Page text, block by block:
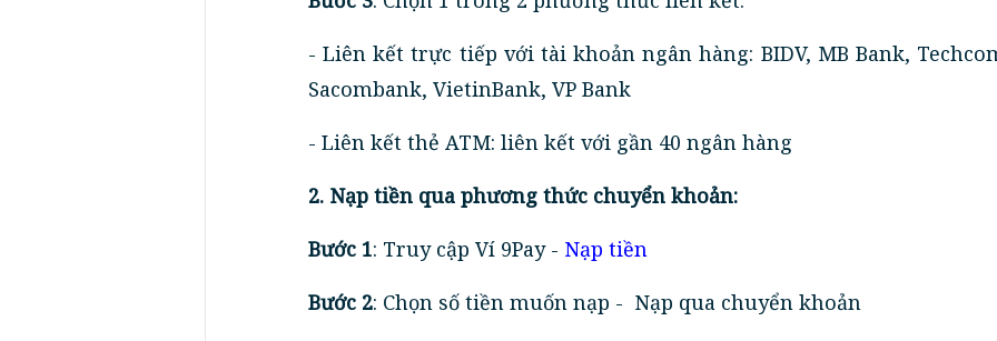
- Liên kết trực tiếp với tài khoản ngân hàng: BIDV, MB Bank,
Sacombank, VietinBank, VP Bank
- Liên kết thẻ ATM: liên kết với gần 40 ngân hàng
2. Nạp tiền qua phương thức chuyển khoản:
Bước 1: Truy cập Ví 9Pay - Nạp tiền
Bước 2: Chọn số tiền muốn nạp - Nạp qua chuyển khoản